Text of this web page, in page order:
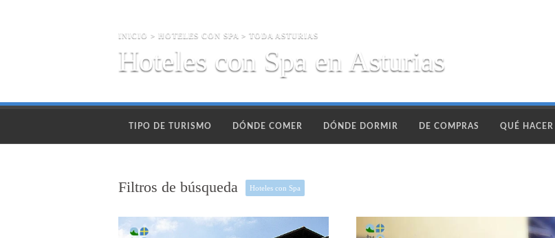
INICIO > HOTELES CON SPA > TODA ASTURIAS
Hoteles con Spa en Asturias
TIPO DE TURISMO DÓNDE COMER DÓNDE DORMIR DE COMPRAS QUÉ HACER
Filtros de búsqueda Hoteles con Spa